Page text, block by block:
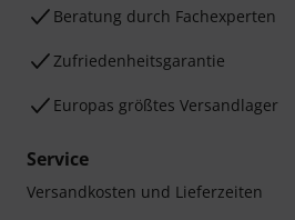
Beratung durch Fachexperten
Zufriedenheitsgarantie
Europas größtes Versandlager
Service
Versandkosten und Lieferzeiten